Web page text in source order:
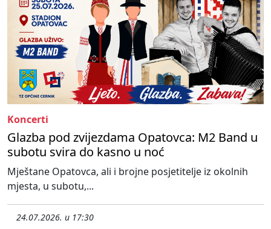
Koncerti
Glazba pod zvijezdama Opatovca: M2 Band u
subotu svira do kasno u noć
Mještane Opatovca, ali i brojne posjetitelje iz okolnih
mjesta, u subotu,...
24.07.2026. u 17:30